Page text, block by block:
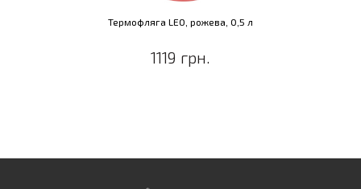
Термофляга LEO, рожева, 0,5 л
1119 грн.